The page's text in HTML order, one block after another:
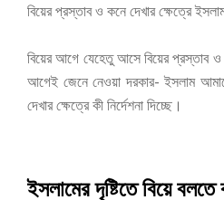
বিয়ের প্রস্তাব ও কনে দেখার ক্ষেত্রে
বিয়ের আগে যেহেতু আসে বিয়ের প্রস্তাব ও
আগেই জেনে নেওয়া দরকার- ইসলাম
দেখার ক্ষেত্রে কী নির্দেশনা দিচ্ছে।
ইসলামের দৃষ্টিতে বিয়ে